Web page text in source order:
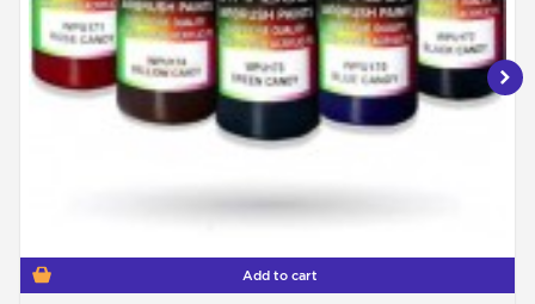
Add to cart